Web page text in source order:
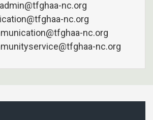
nc.org
nc.org
nc.org
nc.org